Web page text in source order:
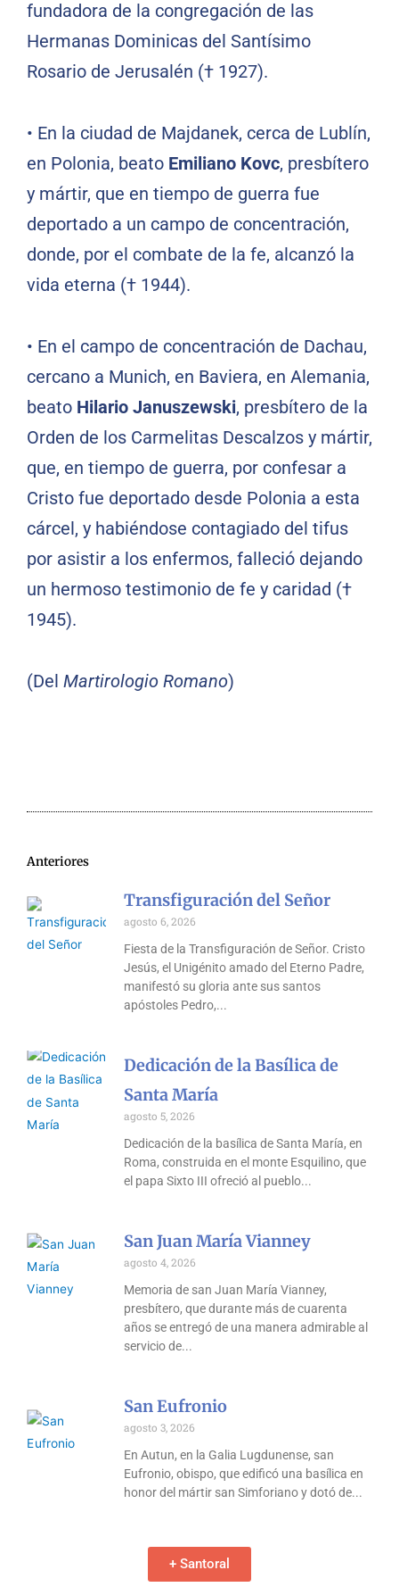
fundadora de la congregación de las
Hermanas Dominicas del Santísimo
Rosario de Jerusalén († 1927).
• En la ciudad de Majdanek, cerca de Lublín,
en Polonia, beato Emiliano Kovc, presbítero
y mártir, que en tiempo de guerra fue
deportado a un campo de concentración,
donde, por el combate de la fe, alcanzó la
vida eterna († 1944).
• En el campo de concentración de Dachau,
cercano a Munich, en Baviera, en Alemania,
beato Hilario Januszewski, presbítero de la
Orden de los Carmelitas Descalzos y mártir,
que, en tiempo de guerra, por confesar a
Cristo fue deportado desde Polonia a esta
cárcel, y habiéndose contagiado del tifus
por asistir a los enfermos, falleció dejando
un hermoso testimonio de fe y caridad (†
1945).
(Del Martirologio Romano)
Anteriores
Transfiguración del Señor
agosto 6, 2026
Fiesta de la Transfiguración de Señor. Cristo
Jesús, el Unigénito amado del Eterno Padre,
manifestó su gloria ante sus santos
apóstoles Pedro,
Dedicación de la Basílica de
Santa María
agosto 5, 2026
Dedicación de la basílica de Santa María, en
Roma, construida en el monte Esquilino, que
el papa Sixto III ofreció al pueblo
San Juan María Vianney
agosto 4, 2026
Memoria de san Juan María Vianney,
presbítero, que durante más de cuarenta
años se entregó de una manera admirable al
servicio de
San Eufronio
agosto 3, 2026
En Autun, en la Galia Lugdunense, san
Eufronio, obispo, que edificó una basílica en
honor del mártir san Simforiano y dotó de
+ Santoral